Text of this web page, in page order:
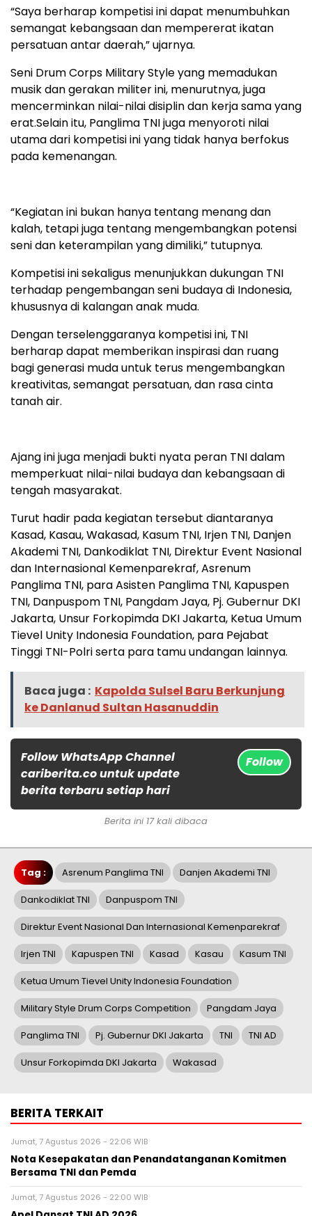
“Saya berharap kompetisi ini dapat menumbuhkan
semangat kebangsaan dan mempererat ikatan
persatuan antar daerah,” ujarnya.
Seni Drum Corps Military Style yang memadukan
musik dan gerakan militer ini, menurutnya, juga
mencerminkan nilai-nilai disiplin dan kerja sama yang
erat.Selain itu, Panglima TNI juga menyoroti nilai
utama dari kompetisi ini yang tidak hanya berfokus
pada kemenangan.
“Kegiatan ini bukan hanya tentang menang dan
kalah, tetapi juga tentang mengembangkan potensi
seni dan keterampilan yang dimiliki,” tutupnya.
Kompetisi ini sekaligus menunjukkan dukungan TNI
terhadap pengembangan seni budaya di Indonesia,
khususnya di kalangan anak muda.
Dengan terselenggaranya kompetisi ini, TNI
berharap dapat memberikan inspirasi dan ruang
bagi generasi muda untuk terus mengembangkan
kreativitas, semangat persatuan, dan rasa cinta
tanah air.
Ajang ini juga menjadi bukti nyata peran TNI dalam
memperkuat nilai-nilai budaya dan kebangsaan di
tengah masyarakat.
Turut hadir pada kegiatan tersebut diantaranya
Kasad, Kasau, Wakasad, Kasum TNI, Irjen TNI, Danjen
Akademi TNI, Dankodiklat TNI, Direktur Event Nasional
dan Internasional Kemenparekraf, Asrenum
Panglima TNI, para Asisten Panglima TNI, Kapuspen
TNI, Danpuspom TNI, Pangdam Jaya, Pj. Gubernur DKI
Jakarta, Unsur Forkopimda DKI Jakarta, Ketua Umum
Tievel Unity Indonesia Foundation, para Pejabat
Tinggi TNI-Polri serta para tamu undangan lainnya.
Baca juga : Kapolda Sulsel Baru Berkunjung
ke Danlanud Sultan Hasanuddin
Follow WhatsApp Channel
cariberita.co untuk update
berita terbaru setiap hari
Follow
Berita ini 17 kali dibaca
Tag : Asrenum Panglima TNI Danjen Akademi TNI
Dankodiklat TNI Danpuspom TNI
Direktur Event Nasional Dan Internasional Kemenparekraf
Irjen TNI Kapuspen TNI Kasad Kasau Kasum TNI
Ketua Umum Tievel Unity Indonesia Foundation
Military Style Drum Corps Competition Pangdam Jaya
Panglima TNI Pj. Gubernur DKI Jakarta TNI TNI AD
Unsur Forkopimda DKI Jakarta Wakasad
BERITA TERKAIT
Jumat, 7 Agustus 2026 - 22:06 WIB
Nota Kesepakatan dan Penandatanganan Komitmen
Bersama TNI dan Pemda
Jumat, 7 Agustus 2026 - 22:00 WIB